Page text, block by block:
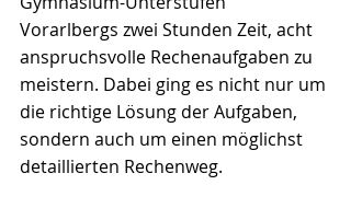
Vorarlbergs zwei Stunden Zeit, acht
anspruchsvolle Rechenaufgaben zu
meistern. Dabei ging es nicht nur um
die richtige Lösung der Aufgaben,
sondern auch um einen möglichst
detaillierten Rechenweg.